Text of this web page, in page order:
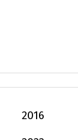
2016